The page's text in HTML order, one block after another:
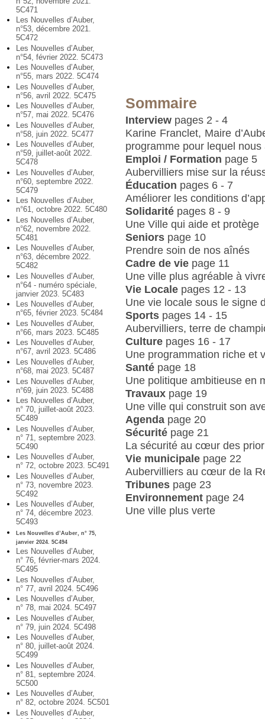
5C471
Les Nouvelles d’Auber,
n°53, décembre 2021.
5C472
Les Nouvelles d’Auber,
n°54, février 2022. 5C473
Les Nouvelles d’Auber,
n°55, mars 2022. 5C474
Les Nouvelles d’Auber,
n°56, avril 2022. 5C475
Les Nouvelles d’Auber,
n°57, mai 2022. 5C476
Les Nouvelles d’Auber,
n°58, juin 2022. 5C477
Les Nouvelles d’Auber,
n°59, juillet-août 2022.
5C478
Les Nouvelles d’Auber,
n°60, septembre 2022.
5C479
Les Nouvelles d’Auber,
n°61, octobre 2022. 5C480
Les Nouvelles d’Auber,
n°62, novembre 2022.
5C481
Les Nouvelles d’Auber,
n°63, décembre 2022.
5C482
Les Nouvelles d’Auber,
n°64 - numéro spéciale,
janvier 2023. 5C483
Les Nouvelles d’Auber,
n°65, février 2023. 5C484
Les Nouvelles d’Auber,
n°66, mars 2023. 5C485
Les Nouvelles d’Auber,
n°67, avril 2023. 5C486
Les Nouvelles d’Auber,
n°68, mai 2023. 5C487
Les Nouvelles d’Auber,
n°69, juin 2023. 5C488
Les Nouvelles d’Auber,
n° 70, juillet-août 2023.
5C489
Les Nouvelles d’Auber,
n° 71, septembre 2023.
5C490
Les Nouvelles d’Auber,
n° 72, octobre 2023. 5C491
Les Nouvelles d’Auber,
n° 73, novembre 2023.
5C492
Les Nouvelles d’Auber,
n° 74, décembre 2023.
5C493
Les Nouvelles d’Auber, n° 75,
janvier 2024. 5C494
Les Nouvelles d’Auber,
n° 76, février-mars 2024.
5C495
Les Nouvelles d’Auber,
n° 77, avril 2024. 5C496
Les Nouvelles d’Auber,
n° 78, mai 2024. 5C497
Les Nouvelles d’Auber,
n° 79, juin 2024. 5C498
Les Nouvelles d’Auber,
n° 80, juillet-août 2024.
5C499
Les Nouvelles d’Auber,
n° 81, septembre 2024.
5C500
Les Nouvelles d’Auber,
n° 82, octobre 2024. 5C501
Les Nouvelles d’Auber,
Sommaire
Interview pages 2 - 4
Karine Franclet, Maire
programme pour lequel
Emploi / Formation page 5
Aubervilliers mise sur la
Éducation pages 6 - 7
Améliorer les conditions
Solidarité pages 8 - 9
Une Ville qui aide et protège
Seniors page 10
Prendre soin de nos aînés
Cadre de vie page 11
Une ville plus agréable à
Vie Locale pages 12 - 13
Une vie locale sous le signe
Sports pages 14 - 15
Aubervilliers, terre de
Culture pages 16 - 17
Une programmation riche et
Santé page 18
Une politique ambitieuse en
Travaux page 19
Une ville qui construit son
Agenda page 20
Sécurité page 21
La sécurité au cœur des
Vie municipale page 22
Aubervilliers au cœur de la
Tribunes page 23
Environnement page 24
Une ville plus verte